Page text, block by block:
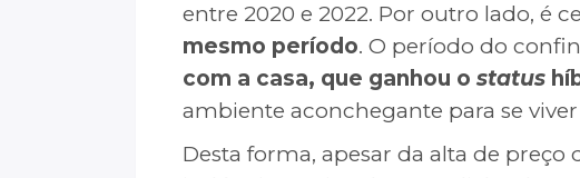
entre 2020 e 2022. Por outro lado, é
mesmo período. O período do
com a casa, que ganhou o status
ambiente aconchegante para se
Desta forma, apesar da alta de